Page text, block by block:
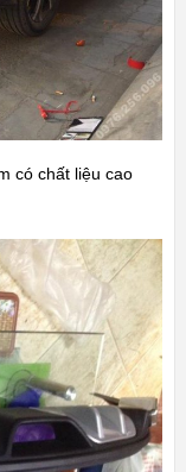
có chất liệu cao